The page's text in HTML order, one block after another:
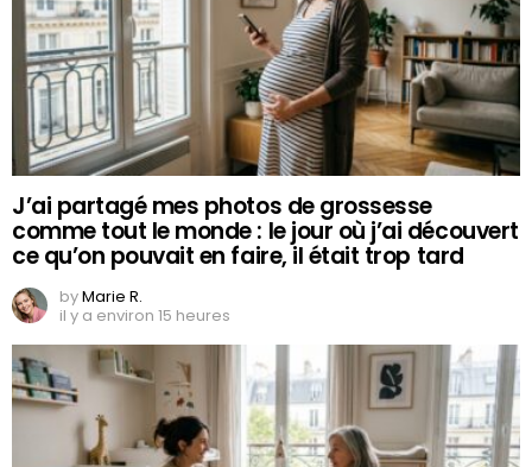
J’ai partagé mes photos de grossesse
comme tout le monde : le jour où j’ai découvert
ce qu’on pouvait en faire, il était trop tard
byMarie R.
il y a environ 15 heures